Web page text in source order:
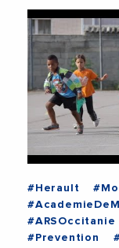
#Herault
#ARSOccitanie
#Prevention